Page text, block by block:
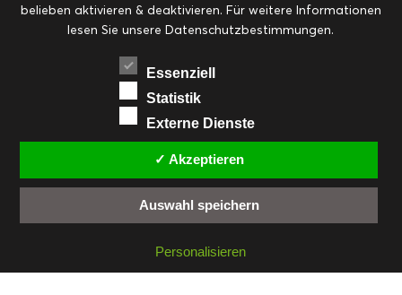
Eingemachtes Ohne Kategorie Ostern Resteküche
RezepteSaisonalSliderStartseite
Suppen, Salate & Vorspeisen
Vorspeisen, Salate & Suppen
Weihnachten Workshops & Events
FACEBOOK PINTEREST
EMAIL
INSTAGRAM
© cookiteasy.at by Simone Kemptner | powered byECKER Digital IT Solutions
belieben aktivieren & deaktivieren. Für weitere Informationen
lesen Sie unsere Datenschutzbestimmungen.
Essenziell
Statistik
Externe Dienste
✓ Akzeptieren
Auswahl speichern
Personalisieren